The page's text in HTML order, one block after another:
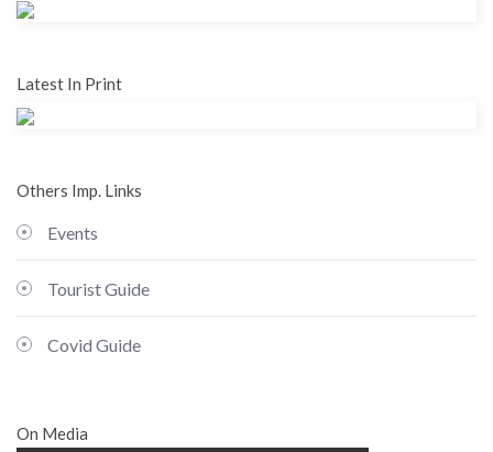
Latest In Print
Others Imp. Links
Events
Tourist Guide
Covid Guide
On Media